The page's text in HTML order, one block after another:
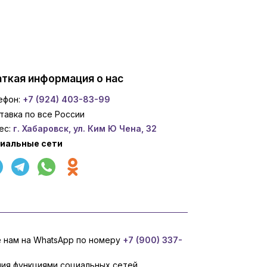
информация о нас
+7 (924) 403-83-99
по все России
г. Хабаровск, ул. Ким Ю Чена, 32
сети
на WhatsApp по номеру +7 (900) 337-
функциями социальных сетей,